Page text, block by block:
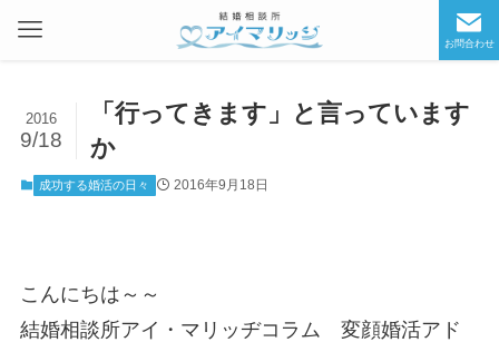
お問合わせ
「行ってきます」と言っています
か
2016
9/18
成功する婚活の日々 2016年9月18日
こんにちは～～
結婚相談所アイ・マリッヂコラム 変顔婚活アド